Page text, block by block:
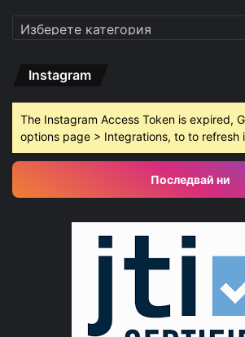
Категории
Instagram
The Instagram Access Token is expired,
options page > Integrations, to to refresh
Последвай ни